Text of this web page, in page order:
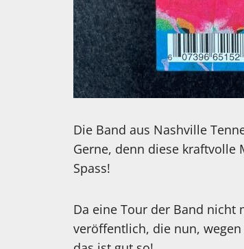
Die Band aus Nashville
Gerne, denn diese
Spass!
Da eine Tour der Band
veröffentlich, die nun,